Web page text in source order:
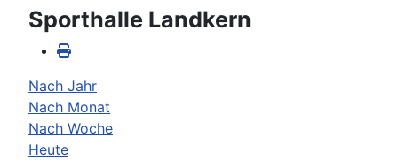
Sporthalle Landkern
Nach Jahr
Nach Monat
Nach Woche
Heute